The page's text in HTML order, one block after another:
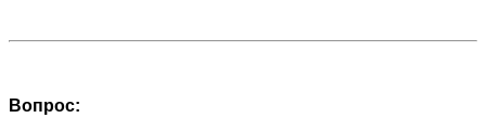
Вопрос: